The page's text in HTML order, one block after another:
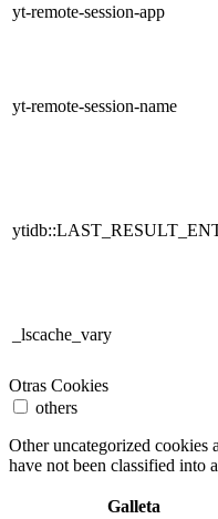
yt-remote-session-app
yt-remote-session-name
_lscache_vary
Otras Cookies
others
Other uncategorized cookies
have not been classified into
Galleta